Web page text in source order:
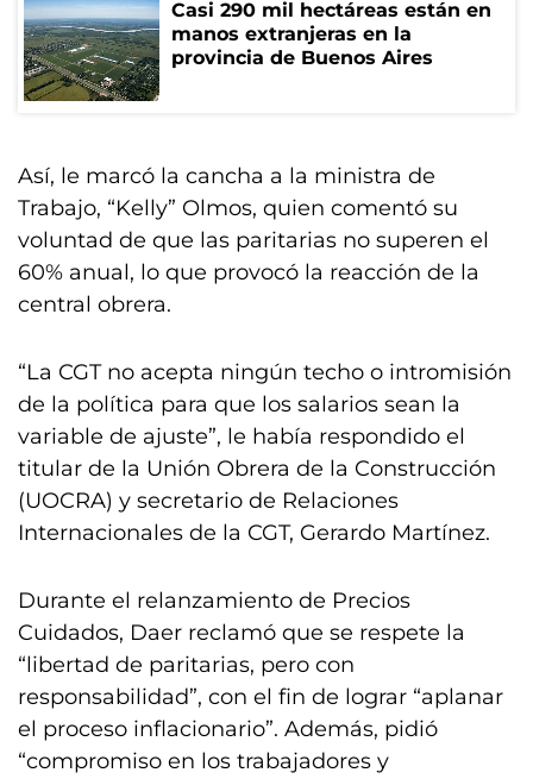
Casi 290 mil hectáreas están en
manos extranjeras en la
provincia de Buenos Aires
Así, le marcó la cancha a la ministra de
Trabajo, “Kelly” Olmos, quien comentó su
voluntad de que las paritarias no superen el
60% anual, lo que provocó la reacción de la
central obrera.
“La CGT no acepta ningún techo o intromisión
de la política para que los salarios sean la
variable de ajuste”, le había respondido el
titular de la Unión Obrera de la Construcción
(UOCRA) y secretario de Relaciones
Internacionales de la CGT, Gerardo Martínez.
Durante el relanzamiento de Precios
Cuidados, Daer reclamó que se respete la
“libertad de paritarias, pero con
responsabilidad”, con el fin de lograr “aplanar
el proceso inflacionario”. Además, pidió
“compromiso en los trabajadores y